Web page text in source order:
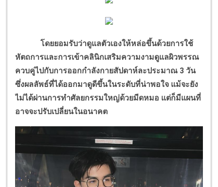
โดยยอมรับว่าดูแลตัวเองให้หล่อขึ้นด้วยการใช้
หัตถการและการเข้าคลินิกเสริมความงามดูแลผิวพรรณ
ควบคู่ไปกับการออกกำลังกายสัปดาห์ละประมาณ 3 วัน
ซึ่งผลลัพธ์ที่ได้ออกมาดูดีขึ้นในระดับที่น่าพอใจ แม้จะยัง
ไม่ได้ผ่านการทำศัลยกรรมใหญ่ด้วยมีดหมอ แต่ก็มีแผนที่
อาจจะปรับเปลี่ยนในอนาคต